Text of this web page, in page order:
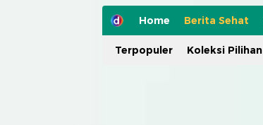
Home Berita Sehat
Terpopuler Koleksi Pilihan